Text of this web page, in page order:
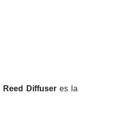
Reed Diffuser es la